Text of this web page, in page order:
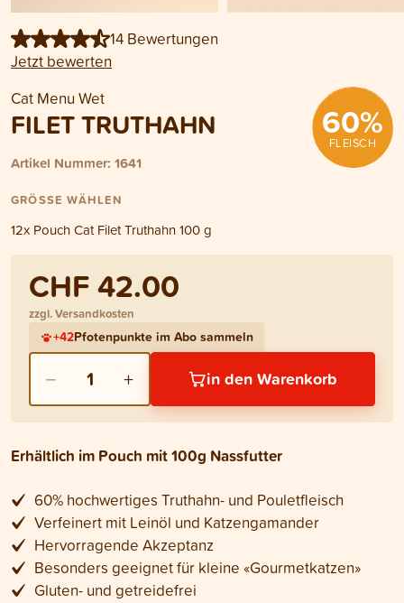
14 Bewertungen
Jetzt bewerten
Cat Menu Wet
FILET TRUTHAHN
Artikel Nummer: 1641
60%
FLEISCH
GRÖSSE WÄHLEN
12x Pouch Cat Filet Truthahn 100 g
CHF 42.00
zzgl. Versandkosten
+42Pfotenpunkte im Abo sammeln
− 1 + in den Warenkorb
Erhältlich im Pouch mit 100g Nassfutter
60% hochwertiges Truthahn- und Pouletfleisch
Verfeinert mit Leinöl und Katzengamander
Hervorragende Akzeptanz
Besonders geeignet für kleine «Gourmetkatzen»
Gluten- und getreidefrei